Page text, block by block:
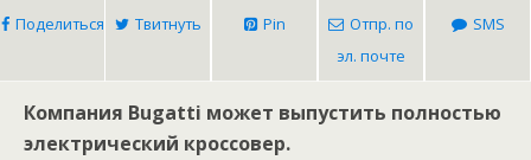
Поделиться Твитнуть Pin
Отпр. по
эл. почте
SMS
Компания Bugatti может выпустить полностью
электрический кроссовер.